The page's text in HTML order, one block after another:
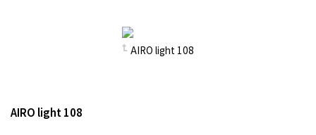
AIRO light 108
AIRO light 108